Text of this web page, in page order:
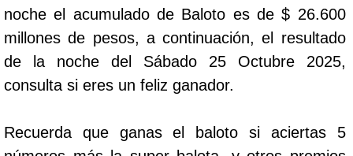
Fantástica Noche
Motilon Tarde
Motilon Noche
noche el acumulado de Baloto es de $ 26.600
millones de pesos, a continuación, el resultado
de la noche del Sábado 25 Octubre 2025,
consulta si eres un feliz ganador.
Recuerda que ganas el baloto si aciertas 5